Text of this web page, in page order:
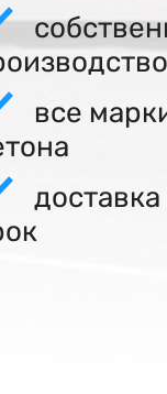
все
доставка